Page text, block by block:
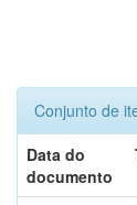
Conjunto de
Data do
documento